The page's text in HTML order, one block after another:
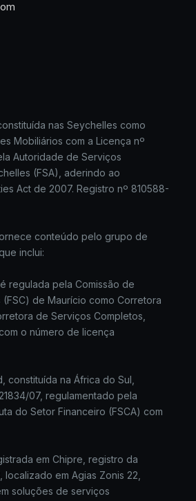
nas Seychelles como
Mobiliários com a Licença nº
Autoridade de Serviços
(FSA), aderindo ao
Act de 2007. Registro nº 810588-
conteúdo pelo grupo de
inclui:
regulada pela Comissão de
de Maurício como Corretora
de Serviços Completos,
o número de licença
constituída na África do Sul,
07, regulamentado pela
do Setor Financeiro (FSCA) com
em Chipre, registro da
localizado em Agias Zonis 22,
soluções de serviços